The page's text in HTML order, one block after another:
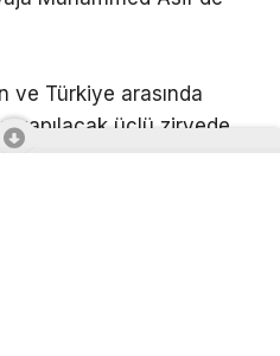
ve Türkiye arasında
yapılacak üçlü zirvede
imzalanması